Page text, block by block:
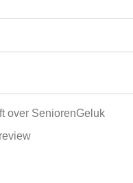
over SeniorenGeluk